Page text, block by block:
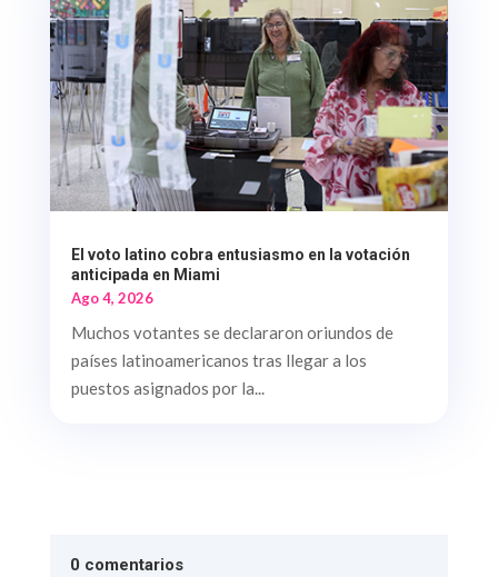
El voto latino cobra entusiasmo en la votación
anticipada en Miami
Ago 4, 2026
Muchos votantes se declararon oriundos de
países latinoamericanos tras llegar a los
puestos asignados por la...
0 comentarios